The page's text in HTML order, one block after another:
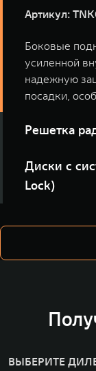
Артикул:
Боковые
усиленной
надежную
посадки,
Решетка
Решетка
Диски с
Lock)
Колесные
(бедлок) -
ВЫБЕРИТЕ